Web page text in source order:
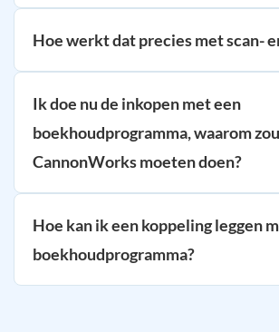
Hoe werkt dat precies met scan-
Ik doe nu de inkopen met een
boekhoudprogramma, waarom
CannonWorks moeten doen?
Hoe kan ik een koppeling leggen
boekhoudprogramma?